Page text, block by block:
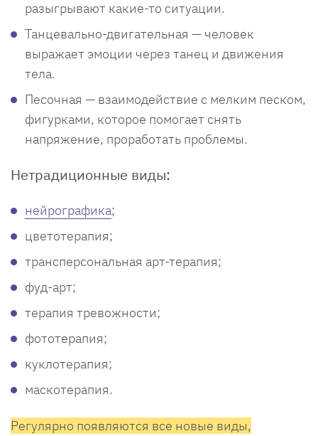
разыгрывают какие-то ситуации.
Танцевально-двигательная — человек
выражает эмоции через танец и движения
тела.
Песочная — взаимодействие с мелким песком,
фигурками, которое помогает снять
напряжение, проработать проблемы.
Нетрадиционные виды:
нейрографика;
цветотерапия;
трансперсональная арт-терапия;
фуд-арт;
терапия тревожности;
фототерапия;
куклотерапия;
маскотерапия.
Регулярно появляются все новые виды,